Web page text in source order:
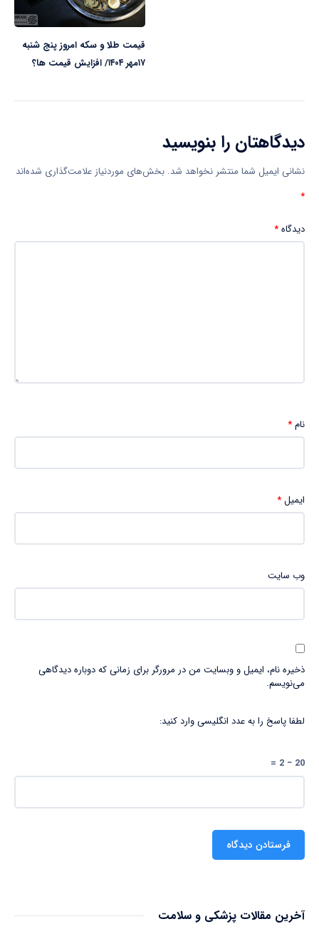
قیمت طلا و سکه امروز پنج شنبه
۱۷مهر ۱۴۰۴/ افزایش قیمت ها؟
دیدگاهتان را بنویسید
نشانی ایمیل شما منتشر نخواهد شد. بخش‌های موردنیاز علامت‌گذاری شده‌اند
*
دیدگاه*
نام*
ایمیل*
وب‌ سایت
ذخیره نام، ایمیل و وبسایت من در مرورگر برای زمانی که دوباره دیدگاهی
می‌نویسم.
لطفا پاسخ را به عدد انگلیسی وارد کنید:
20 − 2 =
آخرین مقالات پزشکی و سلامت